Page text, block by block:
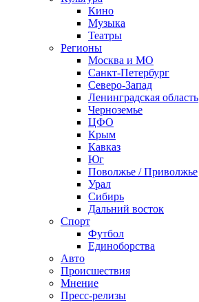
Кино
Музыка
Театры
Регионы
Москва и МО
Санкт-Петербург
Северо-Запад
Ленинградская область
Черноземье
ЦФО
Крым
Кавказ
Юг
Поволжье / Приволжье
Урал
Сибирь
Дальний восток
Спорт
Футбол
Единоборства
Авто
Происшествия
Мнение
Пресс-релизы